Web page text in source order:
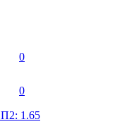
0
0
П2: 1.65